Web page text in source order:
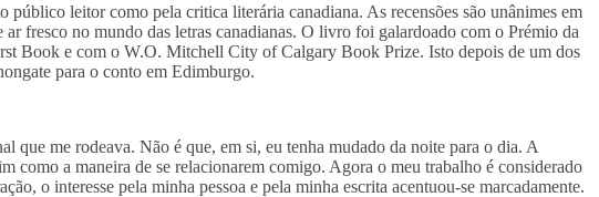
leitor como pela critica literária canadiana. As recensões são unânimes em
fresco no mundo das letras canadianas. O livro foi galardoado com o Prémio da
Book e com o W.O. Mitchell City of Calgary Book Prize. Isto depois de um dos
para o conto em Edimburgo.
que me rodeava. Não é que, em si, eu tenha mudado da noite para o dia. A
como a maneira de se relacionarem comigo. Agora o meu trabalho é considerado
o interesse pela minha pessoa e pela minha escrita acentuou-se marcadamente.